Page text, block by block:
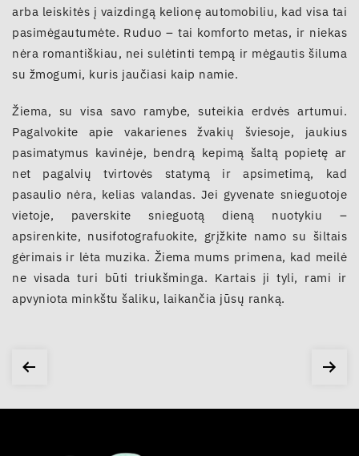
arba leiskitės į vaizdingą kelionę automobiliu, kad visa tai
pasimėgautumėte. Ruduo – tai komforto metas, ir niekas
nėra romantiškiau, nei sulėtinti tempą ir mėgautis šiluma
su žmogumi, kuris jaučiasi kaip namie.
Žiema, su visa savo ramybe, suteikia erdvės artumui.
Pagalvokite apie vakarienes žvakių šviesoje, jaukius
pasimatymus kavinėje, bendrą kepimą šaltą popietę ar
net pagalvių tvirtovės statymą ir apsimetimą, kad
pasaulio nėra, kelias valandas. Jei gyvenate snieguotoje
vietoje, paverskite snieguotą dieną nuotykiu –
apsirenkite, nusifotografuokite, grįžkite namo su šiltais
gėrimais ir lėta muzika. Žiema mums primena, kad meilė
ne visada turi būti triukšminga. Kartais ji tyli, rami ir
apvyniota minkštu šaliku, laikančia jūsų ranką.